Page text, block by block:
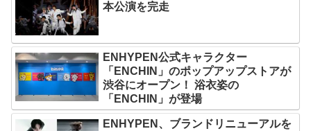
本公演を完走
ENHYPEN公式キャラクター
「ENCHIN」のポップアップストアが
渋谷にオープン！ 浴衣姿の
「ENCHIN」が登場
ENHYPEN、ブランドリニューアルを